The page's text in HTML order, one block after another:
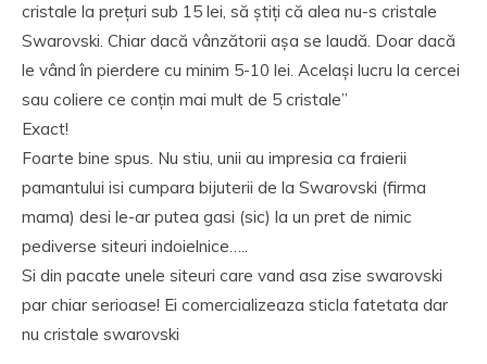
cristale la prețuri sub 15 lei, să știți că alea nu-s cristale
Swarovski. Chiar dacă vânzătorii așa se laudă. Doar dacă
le vând în pierdere cu minim 5-10 lei. Același lucru la cercei
sau coliere ce conțin mai mult de 5 cristale”
Exact!
Foarte bine spus. Nu stiu, unii au impresia ca fraierii
pamantului isi cumpara bijuterii de la Swarovski (firma
mama) desi le-ar putea gasi (sic) la un pret de nimic
pediverse siteuri indoielnice…..
Si din pacate unele siteuri care vand asa zise swarovski
par chiar serioase! Ei comercializeaza sticla fatetata dar
nu cristale swarovski